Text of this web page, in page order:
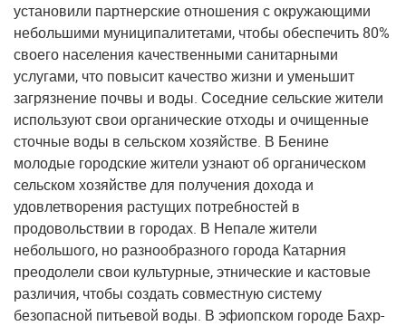
установили партнерские отношения с окружающими
небольшими муниципалитетами, чтобы обеспечить 80%
своего населения качественными санитарными
услугами, что повысит качество жизни и уменьшит
загрязнение почвы и воды. Соседние сельские жители
используют свои органические отходы и очищенные
сточные воды в сельском хозяйстве. В Бенине
молодые городские жители узнают об органическом
сельском хозяйстве для получения дохода и
удовлетворения растущих потребностей в
продовольствии в городах. В Непале жители
небольшого, но разнообразного города Катарния
преодолели свои культурные, этнические и кастовые
различия, чтобы создать совместную систему
безопасной питьевой воды. В эфиопском городе Бахр-